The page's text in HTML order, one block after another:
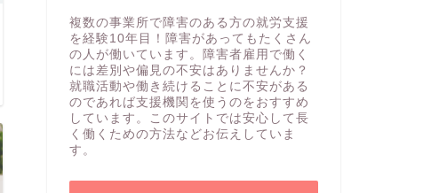
複数の事業所で障害のある方の就労支援
を経験10年目！障害があってもたくさん
の人が働いています。障害者雇用で働く
には差別や偏見の不安はありませんか？
就職活動や働き続けることに不安がある
のであれば支援機関を使うのをおすすめ
しています。このサイトでは安心して長
く働くための方法などお伝えしていま
す。